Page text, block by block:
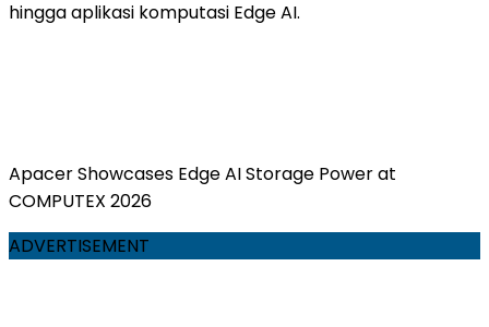
hingga aplikasi komputasi Edge AI.
Apacer Showcases Edge AI Storage Power at
COMPUTEX 2026
ADVERTISEMENT